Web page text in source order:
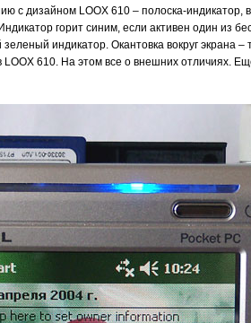
с дизайном LOOX 610 – полоска-индикатор,
горит синим, если активен один из
индикатор. Окантовка вокруг экрана –
LOOX 610. На этом все о внешних отличиях.